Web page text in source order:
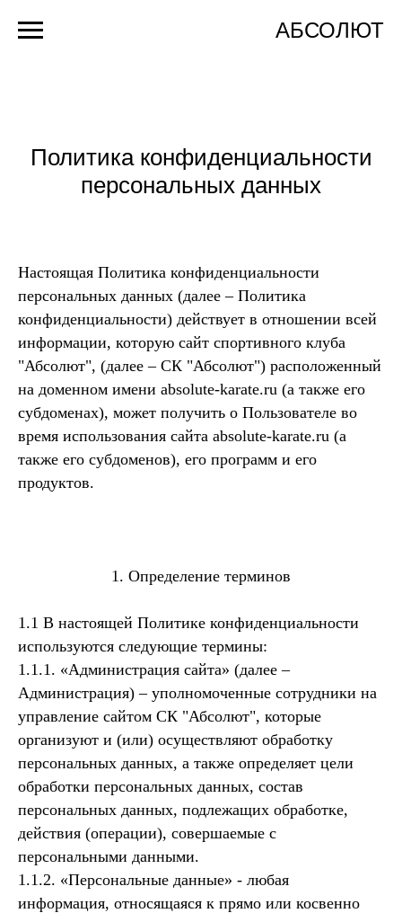
АБСОЛЮТ
Политика конфиденциальности
персональных данных
Настоящая Политика конфиденциальности
персональных данных (далее – Политика
конфиденциальности) действует в отношении всей
информации, которую сайт спортивного клуба
"Абсолют", (далее – СК "Абсолют") расположенный
на доменном имени absolute-karate.ru (а также его
субдоменах), может получить о Пользователе во
время использования сайта absolute-karate.ru (а
также его субдоменов), его программ и его
продуктов.
1. Определение терминов
1.1 В настоящей Политике конфиденциальности
используются следующие термины:
1.1.1. «Администрация сайта» (далее –
Администрация) – уполномоченные сотрудники на
управление сайтом СК "Абсолют", которые
организуют и (или) осуществляют обработку
персональных данных, а также определяет цели
обработки персональных данных, состав
персональных данных, подлежащих обработке,
действия (операции), совершаемые с
персональными данными.
1.1.2. «Персональные данные» - любая
информация, относящаяся к прямо или косвенно